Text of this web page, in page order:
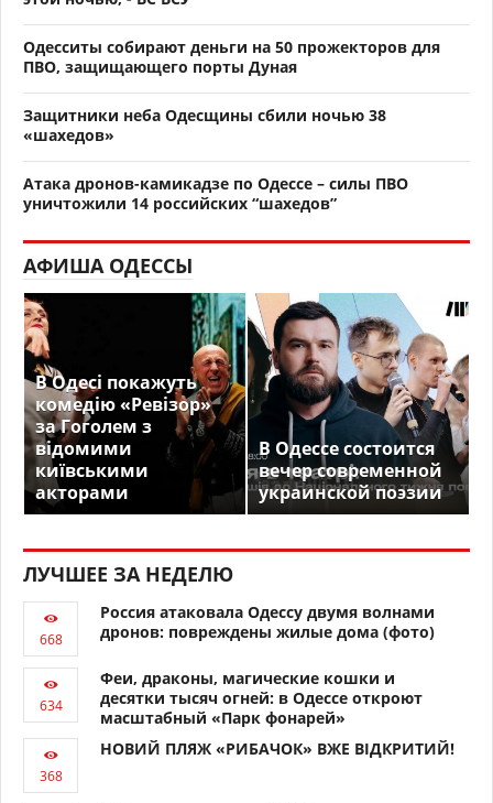
Одесситы собирают деньги на 50 прожекторов для
ПВО, защищающего порты Дуная
Защитники неба Одесщины сбили ночью 38
«шахедов»
Атака дронов-камикадзе по Одессе – силы ПВО
уничтожили 14 российских “шахедов”
АФИША ОДЕССЫ
В Одесі покажуть
комедію «Ревізор»
за Гоголем з
відомими
київськими
акторами
В Одессе состоится
вечер современной
украинской поэзии
ЛУЧШЕЕ ЗА НЕДЕЛЮ
Россия атаковала Одессу двумя волнами
дронов: повреждены жилые дома (фото)
Феи, драконы, магические кошки и
десятки тысяч огней: в Одессе откроют
масштабный «Парк фонарей»
НОВИЙ ПЛЯЖ «РИБАЧОК» ВЖЕ ВІДКРИТИЙ!